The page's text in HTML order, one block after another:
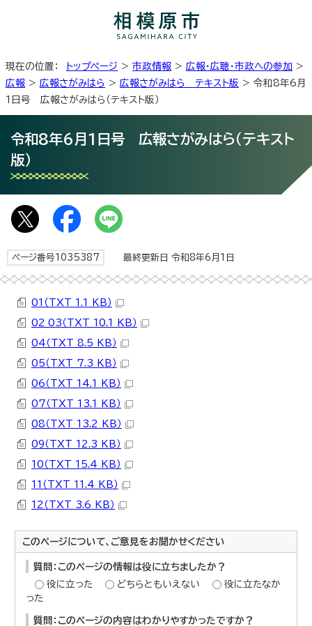
現在の位置： トップページ > 市政情報 > 広報・広聴・市政への参加 >
広報 > 広報さがみはら > 広報さがみはら テキスト版 > 令和8年6月
1日号 広報さがみはら（テキスト版）
令和8年6月1日号 広報さがみはら（テキスト
版）
ページ番号1035387 最終更新日 令和8年6月1日
01（TXT 1.1 KB）
02_03（TXT 10.1 KB）
04（TXT 8.5 KB）
05（TXT 7.3 KB）
06（TXT 14.1 KB）
07（TXT 13.1 KB）
08（TXT 13.2 KB）
09（TXT 12.3 KB）
10（TXT 15.4 KB）
11（TXT 11.4 KB）
12（TXT 3.6 KB）
このページについて、ご意見をお聞かせください
質問：このページの情報は役に立ちましたか？
役に立った
どちらともいえない
役に立たなか
った
質問：このページの内容はわかりやすかったですか？